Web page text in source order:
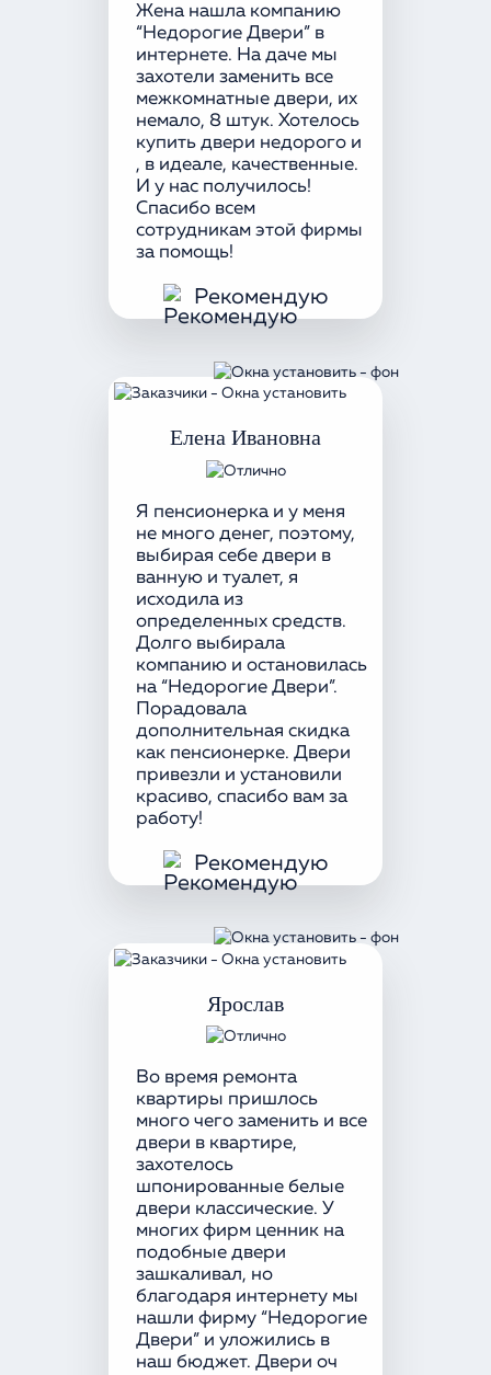
Жена нашла компанию
“Недорогие Двери” в
интернете. На даче мы
захотели заменить все
межкомнатные двери, их
немало, 8 штук. Хотелось
купить двери недорого и
, в идеале, качественные.
И у нас получилось!
Спасибо всем
сотрудникам этой фирмы
за помощь!
Рекомендую
Елена Ивановна
Я пенсионерка и у меня
не много денег, поэтому,
выбирая себе двери в
ванную и туалет, я
исходила из
определенных средств.
Долго выбирала
компанию и остановилась
на “Недорогие Двери”.
Порадовала
дополнительная скидка
как пенсионерке. Двери
привезли и установили
красиво, спасибо вам за
работу!
Рекомендую
Ярослав
Во время ремонта
квартиры пришлось
много чего заменить и все
двери в квартире,
захотелось
шпонированные белые
двери классические. У
многих фирм ценник на
подобные двери
зашкаливал, но
благодаря интернету мы
нашли фирму “Недорогие
Двери” и уложились в
наш бюджет. Двери оч